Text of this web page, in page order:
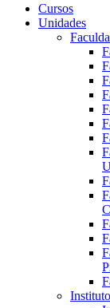
Cursos
Unidades